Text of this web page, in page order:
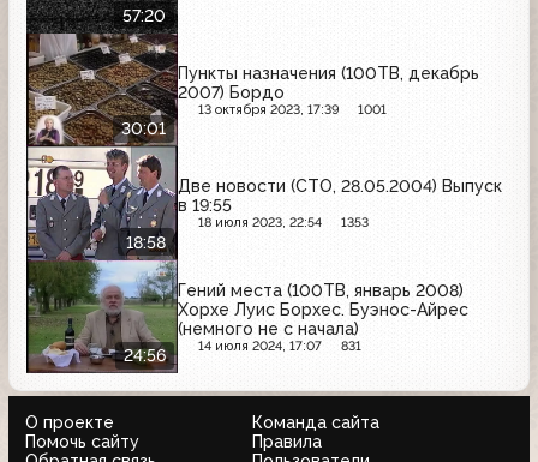
57:20
30:01
Пункты назначения (100ТВ, декабрь
2007) Бордо
13 октября 2023, 17:39 1001
18:58
Две новости (СТО, 28.05.2004) Выпуск
в 19:55
18 июля 2023, 22:54 1353
24:56
Гений места (100ТВ, январь 2008)
Хорхе Луис Борхес. Буэнос-Айрес
(немного не с начала)
14 июля 2024, 17:07 831
О проекте
Команда сайта
Помочь сайту
Правила